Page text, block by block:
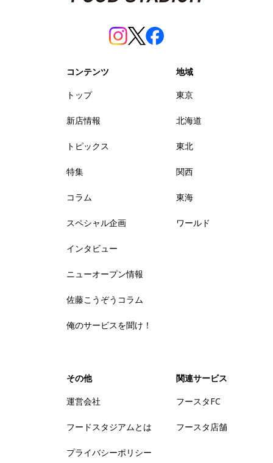
コンテンツ
トップ
新店情報
トピックス
特集
コラム
スペシャル企画
インタビュー
ニューオープン情報
佐藤こうぞうコラム
俺のサービスを聞け！
地域
東京
北海道
東北
関西
東海
ワールド
その他
運営会社
フードスタジアムとは
プライバシーポリシー
関連サービス
フースタFC
フースタ店舗